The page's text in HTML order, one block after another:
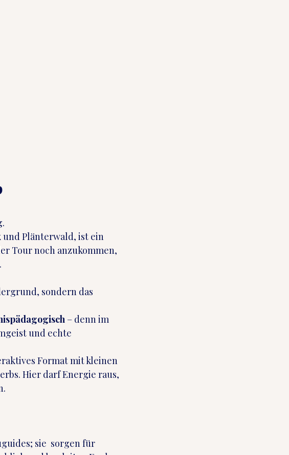
und Plänterwald, ist ein
Tour noch anzukommen,
sondern das
– denn im
und echte
Format mit kleinen
Hier darf Energie raus,
sie  sorgen für